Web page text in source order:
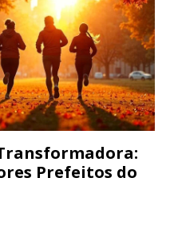
Prefeitos do